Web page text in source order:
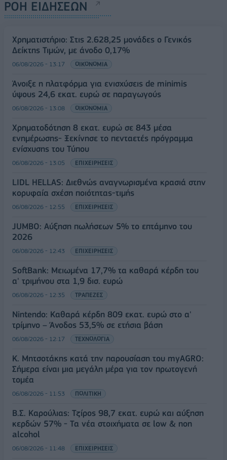
ΡΟΗ ΕΙΔΗΣΕΩΝ
Χρηματιστήριο: Στις 2.628,25 μονάδες ο Γενικός
Δείκτης Τιμών, με άνοδο 0,17%
06/08/2026 - 13:17 ΟΙΚΟΝΟΜΙΑ
Άνοιξε η πλατφόρμα για ενισχύσεις de minimis
ύψους 24,6 εκατ. ευρώ σε παραγωγούς
06/08/2026 - 13:08 ΟΙΚΟΝΟΜΙΑ
Χρηματοδότηση 8 εκατ. ευρώ σε 843 μέσα
ενημέρωσης- Ξεκίνησε το πενταετές πρόγραμμα
ενίσχυσης του Τύπου
06/08/2026 - 13:05 ΕΠΙΧΕΙΡΗΣΕΙΣ
LIDL HELLAS: Διεθνώς αναγνωρισμένα κρασιά στην
κορυφαία σχέση ποιότητας-τιμής
06/08/2026 - 12:55 ΕΠΙΧΕΙΡΗΣΕΙΣ
JUMBO: Αύξηση πωλήσεων 5% το επτάμηνο του
2026
06/08/2026 - 12:43 ΕΠΙΧΕΙΡΗΣΕΙΣ
SoftBank: Μειωμένα 17,7% τα καθαρά κέρδη του
α' τριμήνου στα 1,9 δισ. ευρώ
06/08/2026 - 12:35 ΤΡΑΠΕΖΕΣ
Nintendo: Καθαρά κέρδη 809 εκατ. ευρώ στο α'
τρίμηνο – Άνοδος 53,5% σε ετήσια βάση
06/08/2026 - 12:17 ΤΕΧΝΟΛΟΓΙΑ
Κ. Μητσοτάκης κατά την παρουσίαση του myAGRO:
Σήμερα είναι μια μεγάλη μέρα για τον πρωτογενή
τομέα
06/08/2026 - 11:53 ΠΟΛΙΤΙΚΗ
Β.Σ. Καρούλιας: Τζίρος 98,7 εκατ. ευρώ και αύξηση
κερδών 57% - Τα νέα στοιχήματα σε low & non
alcohol
06/08/2026 - 11:48 ΕΠΙΧΕΙΡΗΣΕΙΣ